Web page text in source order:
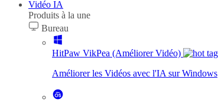
Vidéo IA
Produits à la une
Bureau
HitPaw VikPea (Améliorer Vidéo)
Améliorer les Vidéos avec l'IA sur Windows